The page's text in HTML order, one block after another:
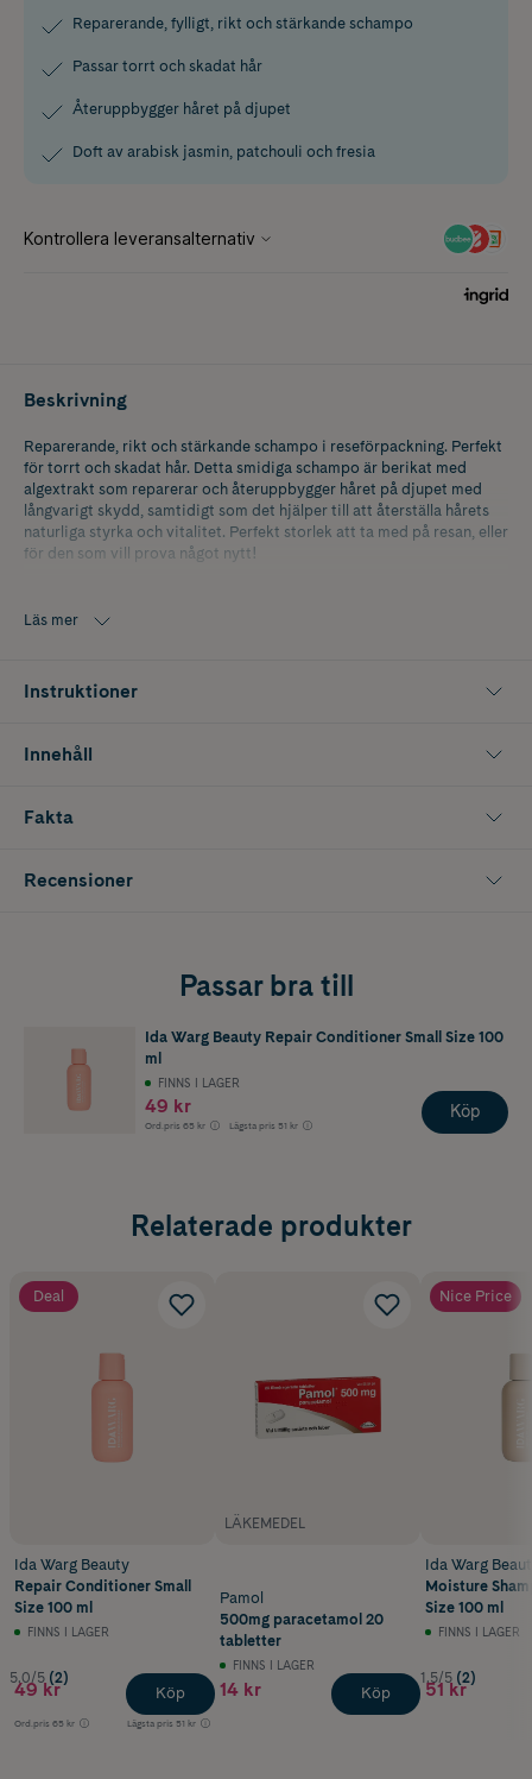
Reparerande, fylligt, rikt och stärkande schampo
Passar torrt och skadat hår
Återuppbygger håret på djupet
Doft av arabisk jasmin, patchouli och fresia
Beskrivning
Reparerande, rikt och stärkande schampo i reseförpackning. Perfekt
för torrt och skadat hår. Detta smidiga schampo är berikat med
algextrakt som reparerar och återuppbygger håret på djupet med
långvarigt skydd, samtidigt som det hjälper till att återställa hårets
naturliga styrka och vitalitet. Perfekt storlek att ta med på resan, eller
för den som vill prova något nytt!
Läs mer
Instruktioner
Innehåll
Fakta
Recensioner
Passar bra till
Ida Warg Beauty Repair Conditioner Small Size 100
ml
FINNS I LAGER
49 kr
Ord.pris 65 kr Lägsta pris 51 kr
Köp
Relaterade produkter
Deal
Ida Warg Beauty
Repair Conditioner Small
Size 100 ml
FINNS I LAGER
5.0/5 (2)
49 kr
Ord.pris 65 kr Lägsta pris 51 kr
Köp
LÄKEMEDEL
Pamol
500mg paracetamol 20
tabletter
FINNS I LAGER
14 kr Köp
Nice Price
Ida Warg
Moisture
Size 100 ml
FINNS I LAGER
1.5/5 (2)
51 kr